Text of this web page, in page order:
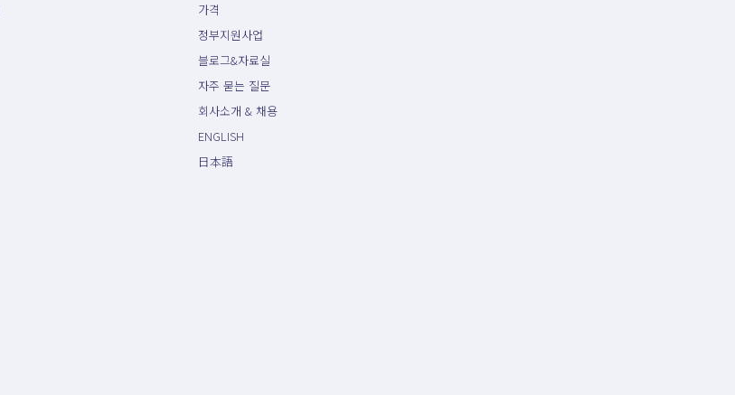
가격
정부지원사업
블로그&자료실
자주 묻는 질문
회사소개 & 채용
ENGLISH
日本語